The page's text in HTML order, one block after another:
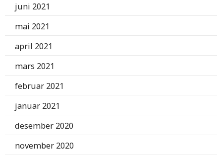
juni 2021
mai 2021
april 2021
mars 2021
februar 2021
januar 2021
desember 2020
november 2020